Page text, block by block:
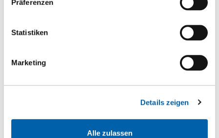
Präferenzen
Statistiken
Marketing
Details zeigen
Alle zulassen